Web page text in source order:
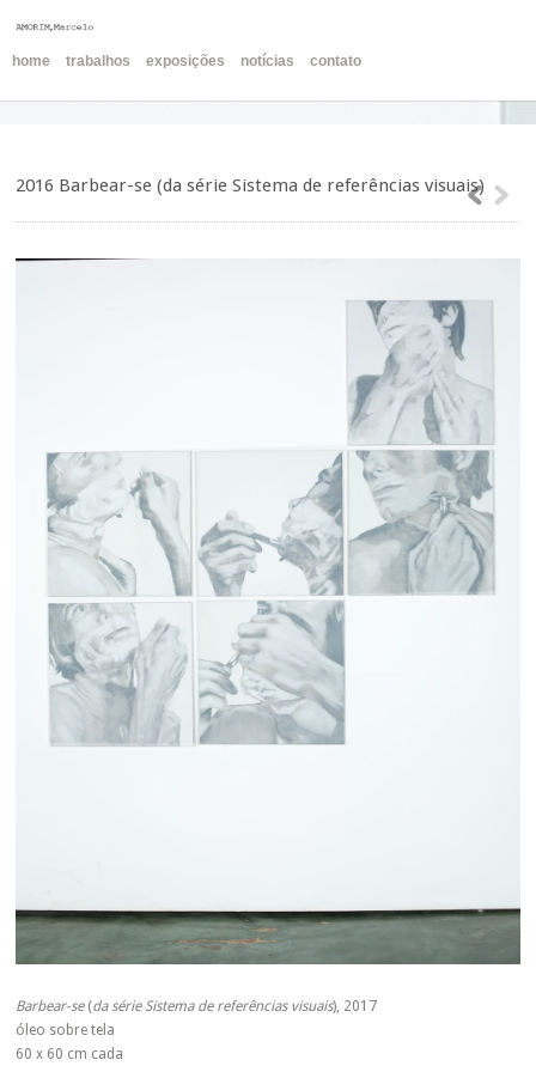
home trabalhos exposições notícias contato
2016 Barbear-se (da série Sistema de referências visuais)
Barbear-se(da série Sistema de referências visuais), 2017
óleo sobre tela
60 x 60 cm cada